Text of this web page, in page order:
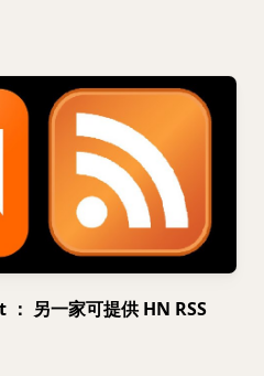
另一家可提供 HN RSS